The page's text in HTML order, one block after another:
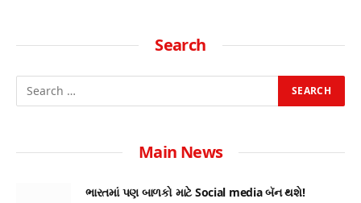
Search
Main News
ભારતમાં પણ બાળકો માટે Social media બૅન થશે!